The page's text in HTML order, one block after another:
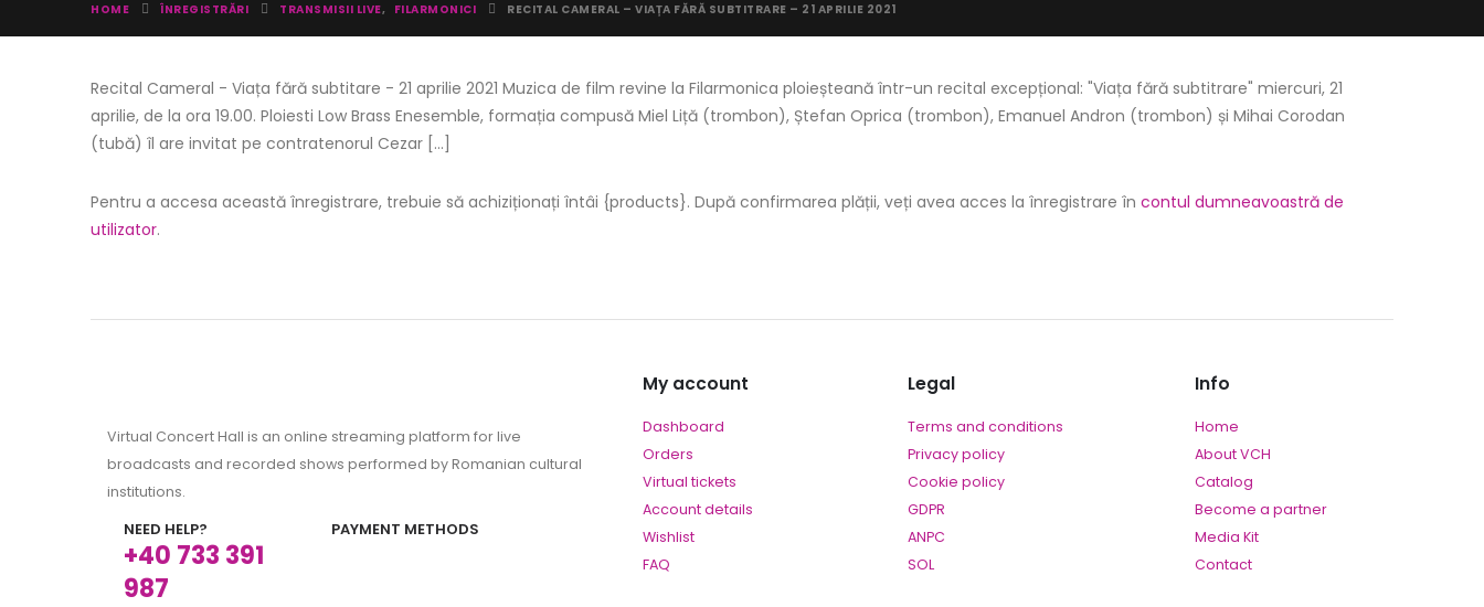
HOME ÎNREGISTRĂRI TRANSMISII LIVE, FILARMONICI RECITAL CAMERAL – VIAȚA FĂRĂ SUBTITRARE – 21 APRILIE 2021
Recital Cameral - Viața fără subtitare - 21 aprilie 2021 Muzica de film revine la Filarmonica ploieșteană într-un recital excepțional: "Viața fără subtitrare" miercuri, 21
aprilie, de la ora 19.00. Ploiesti Low Brass Enesemble, formația compusă Miel Liță (trombon), Ștefan Oprica (trombon), Emanuel Andron (trombon) și Mihai Corodan
(tubă) îl are invitat pe contratenorul Cezar [...]
Pentru a accesa această înregistrare, trebuie să achiziționați întâi {products}. După confirmarea plății, veți avea acces la înregistrare în contul dumneavoastră de
utilizator.
Virtual Concert Hall is an online streaming platform for live
broadcasts and recorded shows performed by Romanian cultural
institutions.
NEED HELP?
+40 733 391
987
PAYMENT METHODS
My account
Dashboard
Orders
Virtual tickets
Account details
Wishlist
FAQ
Legal
Terms and conditions
Privacy policy
Cookie policy
GDPR
ANPC
SOL
Info
Home
About VCH
Catalog
Become a partner
Media Kit
Contact